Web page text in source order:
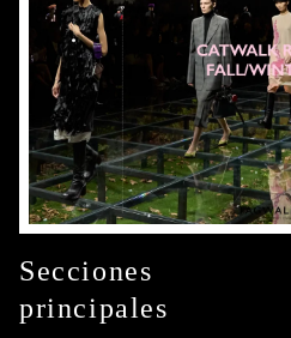
Secciones
principales